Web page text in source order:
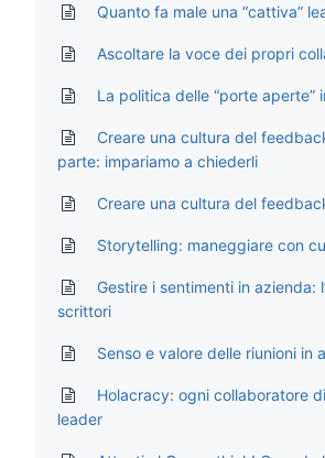
Quanto fa male una “cattiva”
Ascoltare la voce dei propri
La politica delle “porte aperte”
Creare una cultura del
parte: impariamo a chiederli
Creare una cultura del
Storytelling: maneggiare con
Gestire i sentimenti in azienda:
scrittori
Senso e valore delle riunioni in
Holacracy: ogni collaboratore
leader